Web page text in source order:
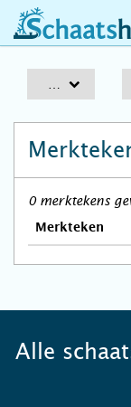
0 merktekens
Merkteken
Alle